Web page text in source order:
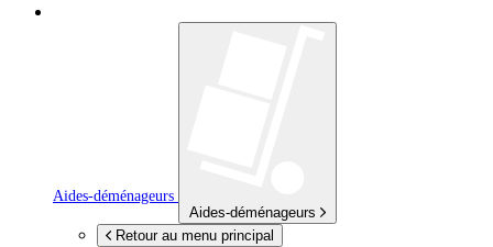
Aides-déménageurs
Aides-déménageurs
Retour au menu principal